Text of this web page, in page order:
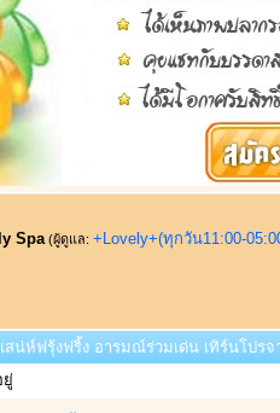
Spa (ผู้ดูแล: +Lovely+(ทุกวัน11:00-
สน่ห์ฟรุ้งฟริ้ง อารมณ์ร่วมเด่น เทิร์นโปร